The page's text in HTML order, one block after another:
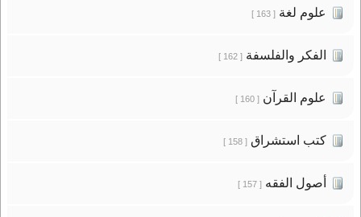
علوم لغة[ 163 ]
الفكر والفلسفة[ 162 ]
علوم القرآن[ 160 ]
كتب استشراق[ 158 ]
أصول الفقه[ 157 ]